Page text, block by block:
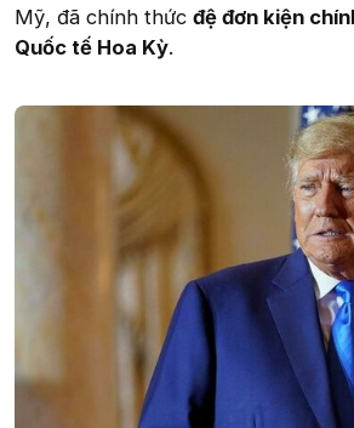
Mỹ, đã chính thức đệ đơn kiện
Quốc tế Hoa Kỳ.